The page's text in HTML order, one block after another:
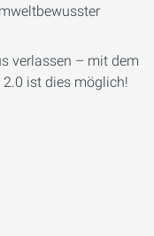
verlassen – mit dem
2.0 ist dies möglich!